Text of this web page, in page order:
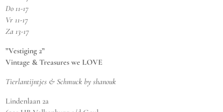
Do 11-17
Vr 11-17
Za 13-17
”Vestiging 2”
Vintage & Treasures we LOVE
Tierlantijntjes & Schmuck by shanouk
Lindenlaan 2a